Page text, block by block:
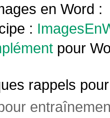
en Word :
:
pour
rappels